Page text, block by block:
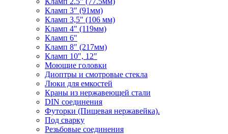
Кламп 3" (91мм)
Кламп 3,5" (106 мм)
Кламп 4" (119мм)
Кламп 6"
Кламп 8" (217мм)
Кламп 10", 12"
Моющие головки
Диоптры и смотровые стекла
Люки для емкостей
Краны из нержавеющей стали
DIN соединения
Футорки (Пищевая нержавейка).
Под сварку
Резьбовые соединения